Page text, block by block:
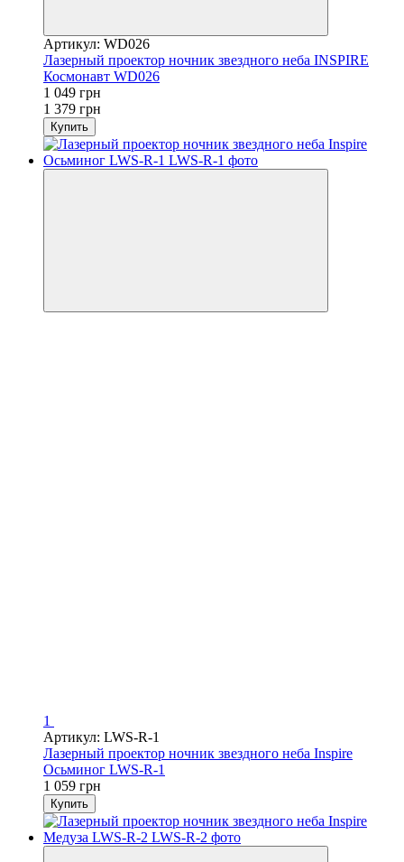
Артикул: WD026
Лазерный проектор ночник звездного неба INSPIRE
Космонавт WD026
1 049 грн
1 379 грн
Купить
1
Артикул: LWS-R-1
Лазерный проектор ночник звездного неба Inspire
Осьминог LWS-R-1
1 059 грн
Купить